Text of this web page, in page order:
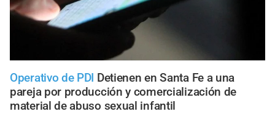
Operativo de PDI Detienen en Santa Fe a una
pareja por producción y comercialización de
material de abuso sexual infantil